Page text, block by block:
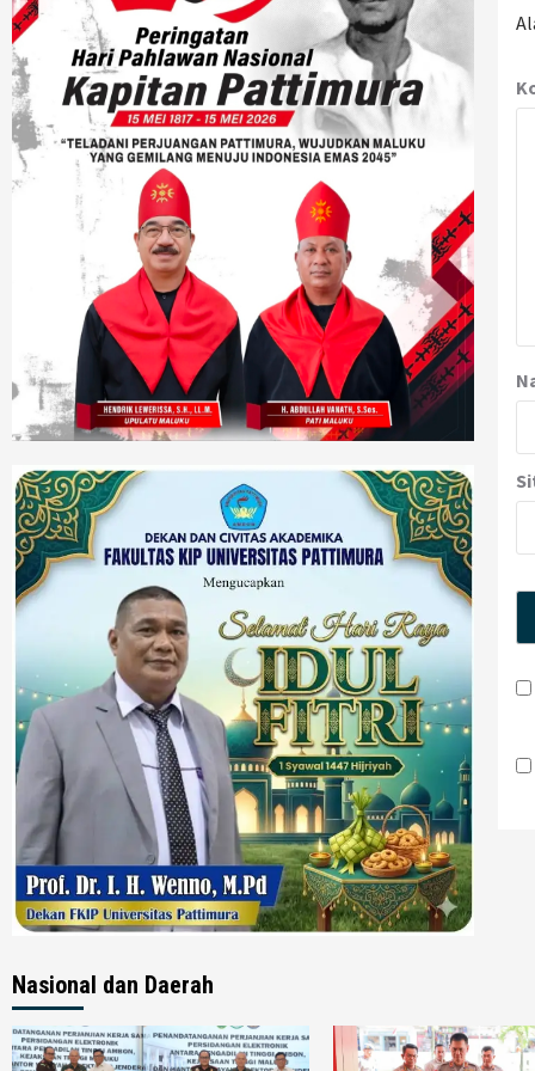
Nasional dan Daerah